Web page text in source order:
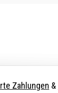
Zahlungen &